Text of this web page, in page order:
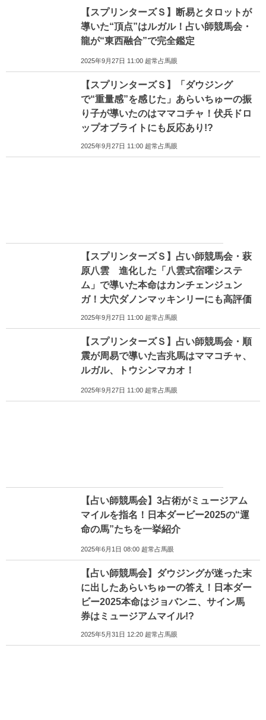
【スプリンターズＳ】断易とタロットが
導いた“頂点”はルガル！占い師競馬会・
龍が“東西融合”で完全鑑定
2025年9月27日 11:00 超常占馬眼
【スプリンターズＳ】「ダウジング
で“重量感”を感じた」あらいちゅーの振
り子が導いたのはママコチャ！伏兵ドロ
ップオブライトにも反応あり!?
2025年9月27日 11:00 超常占馬眼
【スプリンターズＳ】占い師競馬会・萩
原八雲 進化した「八雲式宿曜システ
ム」で導いた本命はカンチェンジュン
ガ！大穴ダノンマッキンリーにも高評価
2025年9月27日 11:00 超常占馬眼
【スプリンターズＳ】占い師競馬会・順
震が周易で導いた吉兆馬はママコチャ、
ルガル、トウシンマカオ！
2025年9月27日 11:00 超常占馬眼
【占い師競馬会】3占術がミュージアム
マイルを指名！日本ダービー2025の“運
命の馬”たちを一挙紹介
2025年6月1日 08:00 超常占馬眼
【占い師競馬会】ダウジングが迷った末
に出したあらいちゅーの答え！日本ダー
ビー2025本命はジョバンニ、サイン馬
券はミュージアムマイル!?
2025年5月31日 12:20 超常占馬眼